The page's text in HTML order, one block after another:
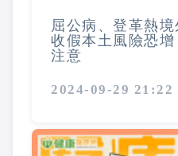
屈公病、登革熱境
收假本土風險恐
注意
2024-09-29 21:22